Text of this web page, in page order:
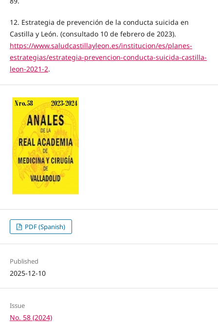
12. Estrategia de prevención de la conducta suicida en
Castilla y León. (consultado 10 de febrero de 2023).
https://www.saludcastillayleon.es/institucion/es/planes-
estrategias/estrategia-prevencion-conducta-suicida-castilla-
leon-2021-2.
PDF (Spanish)
Published
2025-12-10
Issue
No. 58 (2024)